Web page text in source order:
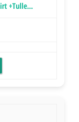
+Tulle...